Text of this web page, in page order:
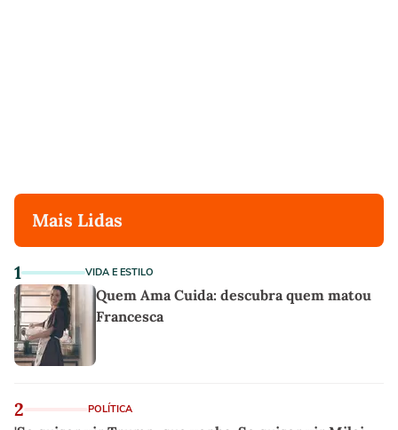
Mais Lidas
1 VIDA E ESTILO
Quem Ama Cuida: descubra quem matou
Francesca
2 POLÍTICA